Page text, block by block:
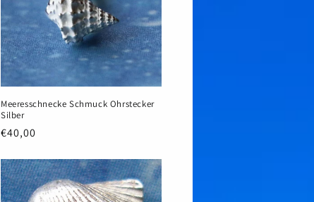
Meeresschnecke Schmuck Ohrstecker
Silber
Normaler
€40,00